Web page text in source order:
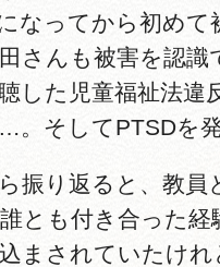
なってから初め
さんも被害を認
した児童福祉法違
。そしてPTSDを
振り返ると、教員
とも付き合った
まされていたけ